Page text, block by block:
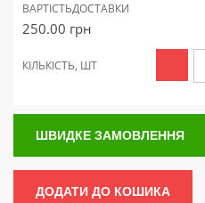
ВАРТІСТЬДОСТАВКИ
250.00 грн
КІЛЬКІСТЬ, ШТ
ШВИДКЕ ЗАМОВЛЕННЯ
ДОДАТИ ДО КОШИКА